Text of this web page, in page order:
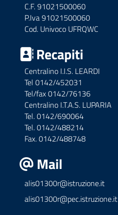
C.F. 91021500060
P.Iva 91021500060
Cod. Univoco UFRQWC
Recapiti
Centralino I.I.S. LEARDI
Tel 0142/452031
Tel/fax 0142/76136
Centralino I.T.A.S. LUPARIA
Tel. 0142/690064
Tel. 0142/488214
Fax. 0142/488748
Mail
alis01300r@istruzione.it
alis01300r@pec.istruzione.it